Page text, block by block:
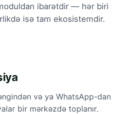
ibarətdir — hər biri
isə tam ekosistemdir.
və ya WhatsApp-dan
bir mərkəzdə toplanır.